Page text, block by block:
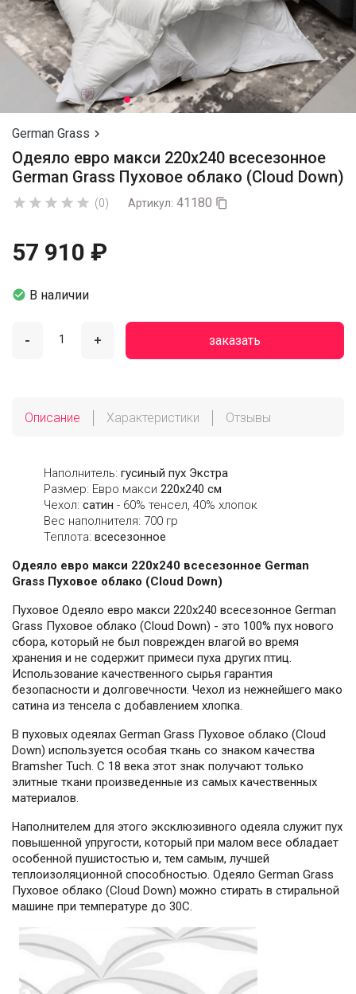
German Grass 
Одеяло евро макси 220х240 всесезонное
German Grass Пуховое облако (Cloud Down)
     (0) Артикул: 41180 
57 910 ₽
 В наличии
- + заказать
Описание Характеристики Отзывы
Наполнитель: гусиный пух Экстра
Размер: Евро макси 220х240 см
Чехол: сатин - 60% тенсел, 40% хлопок
Вес наполнителя: 700 гр
Теплота: всесезонное
Одеяло евро макси 220х240 всесезонное German
Grass Пуховое облако (Cloud Down)
Пуховое Одеяло евро макси 220х240 всесезонное German
Grass Пуховое облако (Cloud Down) - это 100% пух нового
сбора, который не был поврежден влагой во время
хранения и не содержит примеси пуха других птиц.
Использование качественного сырья гарантия
безопасности и долговечности. Чехол из нежнейшего мако
сатина из тенсела с добавлением хлопка.
В пуховых одеялах German Grass Пуховое облако (Cloud
Down) используется особая ткань со знаком качества
Bramsher Tuch. С 18 века этот знак получают только
элитные ткани произведенные из самых качественных
материалов.
Наполнителем для этого эксклюзивного одеяла служит пух
повышенной упругости, который при малом весе обладает
особенной пушистостью и, тем самым, лучшей
теплоизоляционной способностью. Одеяло German Grass
Пуховое облако (Cloud Down) можно стирать в стиральной
машине при температуре до 30С.